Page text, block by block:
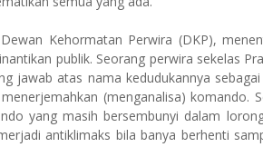
Kehormatan Perwira (DKP),
publik. Seorang perwira sekelas
jawab atas nama kedudukannya
(menganalisa) komando.
yang masih bersembunyi dalam
antiklimaks bila banya berhenti